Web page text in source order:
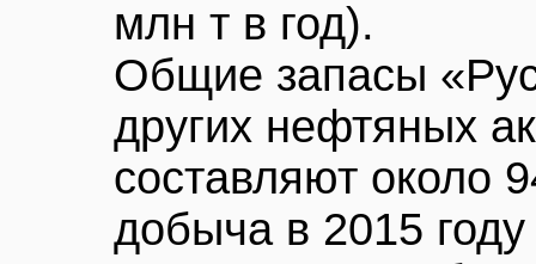
млн т в год).
Общие запасы
других нефтяных
составляют около
добыча в 2015